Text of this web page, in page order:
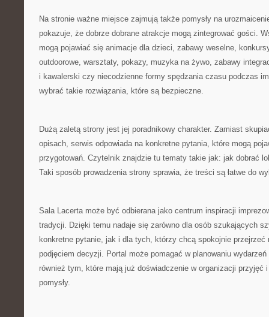
Na stronie ważne miejsce zajmują także pomysły na
pokazuje, że dobrze dobrane atrakcje mogą zintegrować gości.
mogą pojawiać się animacje dla dzieci, zabawy weselne,
outdoorowe, warsztaty, pokazy, muzyka na żywo, zabawy
i kawalerski czy niecodzienne formy spędzania czasu podczas
wybrać takie rozwiązania, które są bezpieczne.
Dużą zaletą strony jest jej poradnikowy charakter. Zamiast
opisach, serwis odpowiada na konkretne pytania, które mogą
przygotowań. Czytelnik znajdzie tu tematy takie jak: jak dobrać
Taki sposób prowadzenia strony sprawia, że treści są łatwe do
Sala Lacerta może być odbierana jako centrum inspiracji
tradycji. Dzięki temu nadaje się zarówno dla osób szukających
konkretne pytanie, jak i dla tych, którzy chcą spokojnie przejrzeć
podjęciem decyzji. Portal może pomagać w planowaniu
również tym, które mają już doświadczenie w organizacji przyjęć
pomysły.